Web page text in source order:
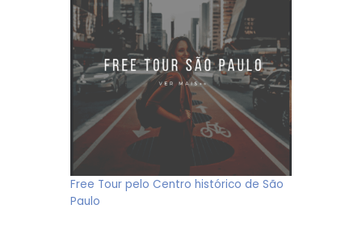
Free Tour pelo Centro histórico de São
Paulo